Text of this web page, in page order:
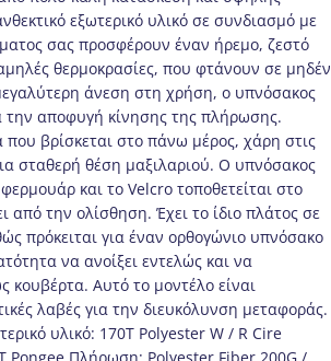
εξωτερικό υλικό σε συνδιασμό με
σας προσφέρουν έναν ήρεμο, ζεστό
θερμοκρασίες, που φτάνουν σε μηδέν
άνεση στη χρήση, ο υπνόσακος
την αποφυγή κίνησης της πλήρωσης.
που βρίσκεται στο πάνω μέρος, χάρη στις
σταθερή θέση μαξιλαριού. Ο υπνόσακος
και το Velcro τοποθετείται στο
από την ολίσθηση. Έχει το ίδιο πλάτος σε
πρόκειται για έναν ορθογώνιο υπνόσακο
να ανοίξει εντελώς και να
κουβέρτα. Αυτό το μοντέλο είναι
λαβές για την διευκόλυνση μεταφοράς.
υλικό: 170T Polyester W / R Cire